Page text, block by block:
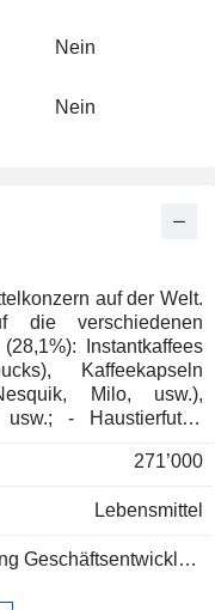
Nein
Nein
auf der Welt.
verschiedenen
Kaffeekapseln
Milo, usw.),
Produkte (16%):
Säuglings- und
Cerealien
271’000
Lebensmittel
- Q3 2026